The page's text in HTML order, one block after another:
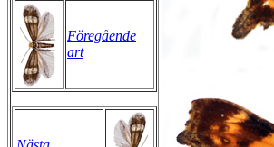
Föregående
art